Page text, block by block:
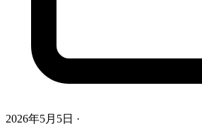
2026年5月5日 ·